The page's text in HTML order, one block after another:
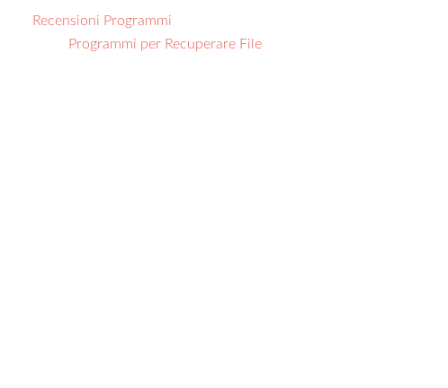
Recensioni Programmi
Programmi per Recuperare File